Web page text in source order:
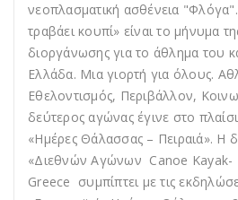
νεοπλασματική ασθένεια
τραβάει κουπί» είναι το μήνυμα
διοργάνωσης για το άθλημα του
Ελλάδα. Μια γιορτή για όλους.
Εθελοντισμός, Περιβάλλον,
δεύτερος αγώνας έγινε στο
«Ημέρες Θάλασσας – Πειραιά». Η
«Διεθνών Αγώνων Canoe
Greece συμπίπτει με τις